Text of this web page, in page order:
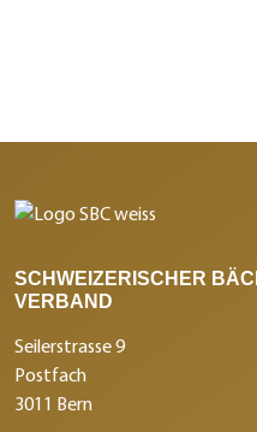
SCHWEIZERISCHER
VERBAND
Seilerstrasse 9
Postfach
3011 Bern